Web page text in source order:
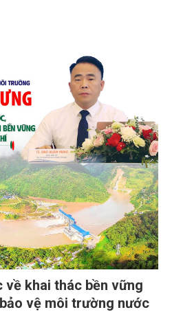
về khai thác bền vững
vệ môi trường nước